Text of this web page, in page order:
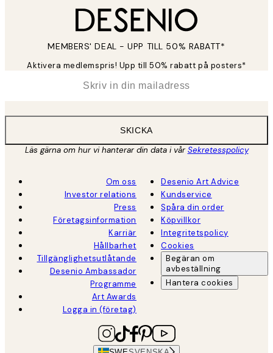
MEMBERS' DEAL - UPP TILL 50% RABATT*
Aktivera medlemspris! Upp till 50% rabatt på posters*
SKICKA
Läs gärna om hur vi hanterar din data i vårSekretesspolicy
Om oss
Investor relations
Press
Företagsinformation
Karriär
Hållbarhet
Tillgänglighetsutlåtande
Desenio Ambassador
Programme
Art Awards
Logga in (företag)
Desenio Art Advice
Kundservice
Spåra din order
Köpvillkor
Integritetspolicy
Cookies
Begäran om
avbeställning
Hantera cookies